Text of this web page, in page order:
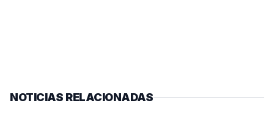
NOTICIAS RELACIONADAS